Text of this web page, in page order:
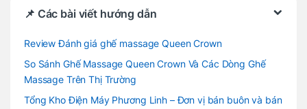
📌 Các bài viết hướng dẫn
Review Đánh giá ghế massage Queen Crown
So Sánh Ghế Massage Queen Crown Và Các Dòng Ghế
Massage Trên Thị Trường
Tổng Kho Điện Máy Phương Linh – Đơn vị bán buôn và bán